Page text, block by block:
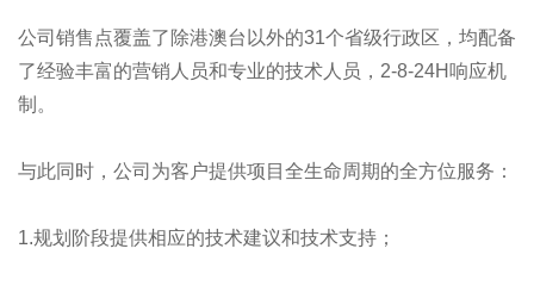
公司销售点覆盖了除港澳台以外的31个省级行政区，均配备
了经验丰富的营销人员和专业的技术人员，2-8-24H响应机
制。
与此同时，公司为客户提供项目全生命周期的全方位服务：
1.规划阶段提供相应的技术建议和技术支持；